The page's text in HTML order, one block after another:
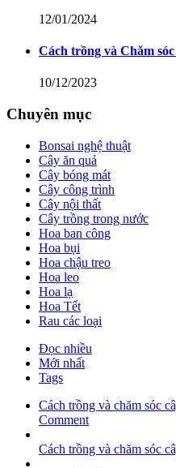
12/01/2024
Cách trồng và Chăm
10/12/2023
Chuyên mục
Bonsai nghệ thuật
Cây ăn quả
Cây bóng mát
Cây công trình
Cây nội thất
Cây trồng trong nước
Hoa ban công
Hoa bụi
Hoa chậu treo
Hoa leo
Hoa lạ
Hoa Tết
Rau các loại
Đọc nhiều
Mới nhất
Tags
Cách trồng và chăm sóc
Comment
Cách trồng và chăm sóc